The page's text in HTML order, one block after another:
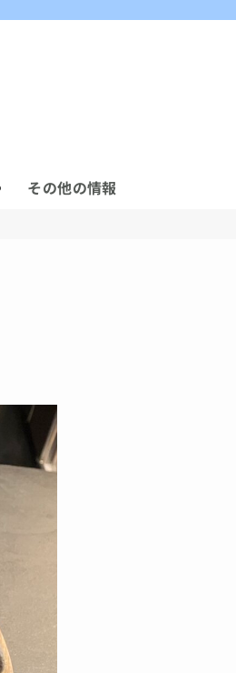
その他の情報